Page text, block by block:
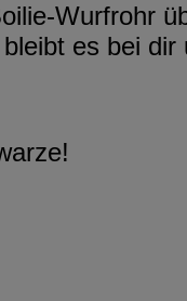
Wurfrohr
es bei